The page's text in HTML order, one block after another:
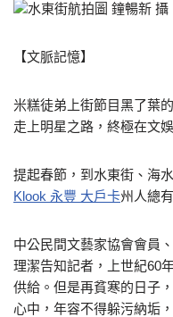
水東街航拍圖 鐘暢新 攝
【文脈記憶】
米糕徒弟上街節目黑了葉
走上明星之路，終極在文
提起春節，到水東街、海
Klook 永豐 大戶卡州人總
中公民間文藝家協會會員
理潔告知記者，上世紀60
供給。但是再貧寒的日子
心中，年容不得躲污納垢